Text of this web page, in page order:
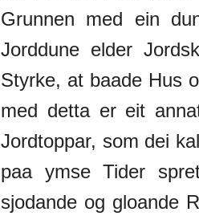
Grunnen med ein
Jorddune elder
Styrke, at baade Hus
med detta er eit
Jordtoppar, som dei
paa ymse Tider
sjodande og gloande